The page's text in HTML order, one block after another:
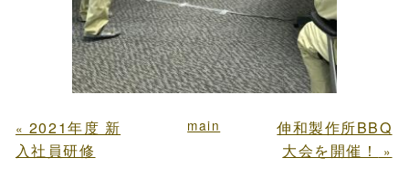
« 2021年度 新
入社員研修
main
伸和製作所BBQ
大会を開催！
»